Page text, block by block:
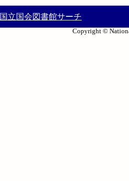
国立国会図書館サーチ
Copyright ©